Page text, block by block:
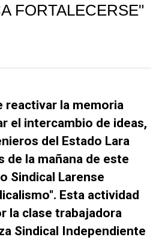
FORTALECERSE"
reactivar la memoria
el intercambio de ideas,
del Estado Lara
de la mañana de este
Sindical Larense
Esta actividad
la clase trabajadora
Sindical Independiente